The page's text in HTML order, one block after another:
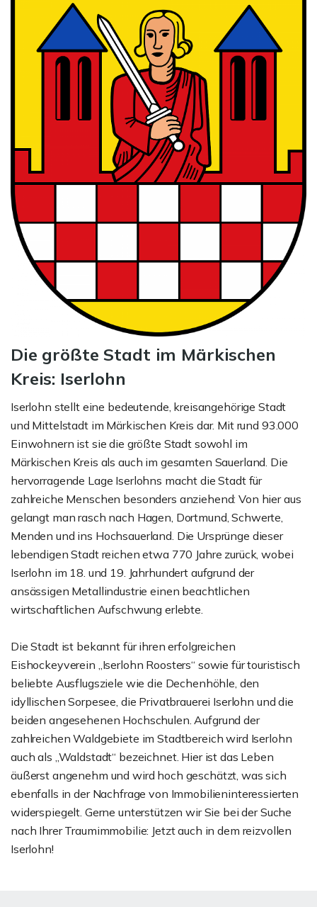
Die größte Stadt im Märkischen
Kreis: Iserlohn
Iserlohn stellt eine bedeutende, kreisangehörige Stadt
und Mittelstadt im Märkischen Kreis dar. Mit rund 93.000
Einwohnern ist sie die größte Stadt sowohl im
Märkischen Kreis als auch im gesamten Sauerland. Die
hervorragende Lage Iserlohns macht die Stadt für
zahlreiche Menschen besonders anziehend: Von hier aus
gelangt man rasch nach Hagen, Dortmund, Schwerte,
Menden und ins Hochsauerland. Die Ursprünge dieser
lebendigen Stadt reichen etwa 770 Jahre zurück, wobei
Iserlohn im 18. und 19. Jahrhundert aufgrund der
ansässigen Metallindustrie einen beachtlichen
wirtschaftlichen Aufschwung erlebte.
Die Stadt ist bekannt für ihren erfolgreichen
Eishockeyverein „Iserlohn Roosters“ sowie für touristisch
beliebte Ausflugsziele wie die Dechenhöhle, den
idyllischen Sorpesee, die Privatbrauerei Iserlohn und die
beiden angesehenen Hochschulen. Aufgrund der
zahlreichen Waldgebiete im Stadtbereich wird Iserlohn
auch als „Waldstadt“ bezeichnet. Hier ist das Leben
äußerst angenehm und wird hoch geschätzt, was sich
ebenfalls in der Nachfrage von Immobilieninteressierten
widerspiegelt. Gerne unterstützen wir Sie bei der Suche
nach Ihrer Traumimmobilie: Jetzt auch in dem reizvollen
Iserlohn!